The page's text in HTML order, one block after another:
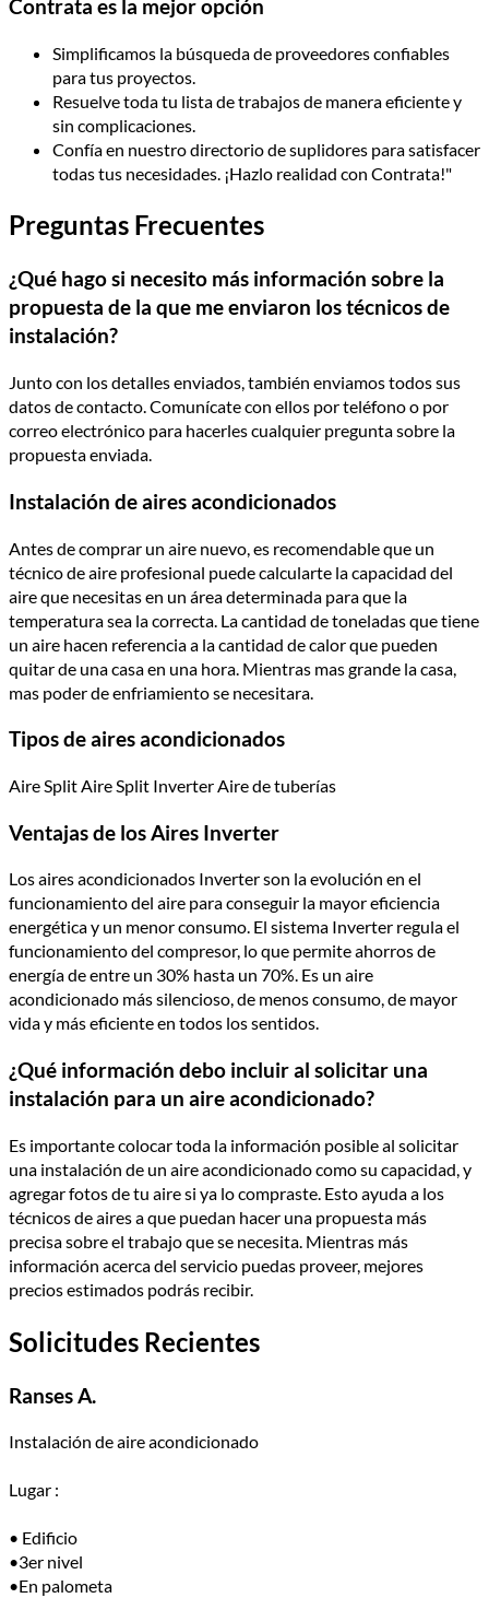
Contrata es la mejor opción
Simplificamos la búsqueda de proveedores confiables
para tus proyectos.
Resuelve toda tu lista de trabajos de manera eficiente y
sin complicaciones.
Confía en nuestro directorio de suplidores para satisfacer
todas tus necesidades. ¡Hazlo realidad con Contrata!"
Preguntas Frecuentes
¿Qué hago si necesito más información sobre la
propuesta de la que me enviaron los técnicos de
instalación?
Junto con los detalles enviados, también enviamos todos sus
datos de contacto. Comunícate con ellos por teléfono o por
correo electrónico para hacerles cualquier pregunta sobre la
propuesta enviada.
Instalación de aires acondicionados
Antes de comprar un aire nuevo, es recomendable que un
técnico de aire profesional puede calcularte la capacidad del
aire que necesitas en un área determinada para que la
temperatura sea la correcta. La cantidad de toneladas que tiene
un aire hacen referencia a la cantidad de calor que pueden
quitar de una casa en una hora. Mientras mas grande la casa,
mas poder de enfriamiento se necesitara.
Tipos de aires acondicionados
Aire Split Aire Split Inverter Aire de tuberías
Ventajas de los Aires Inverter
Los aires acondicionados Inverter son la evolución en el
funcionamiento del aire para conseguir la mayor eficiencia
energética y un menor consumo. El sistema Inverter regula el
funcionamiento del compresor, lo que permite ahorros de
energía de entre un 30% hasta un 70%. Es un aire
acondicionado más silencioso, de menos consumo, de mayor
vida y más eficiente en todos los sentidos.
¿Qué información debo incluir al solicitar una
instalación para un aire acondicionado?
Es importante colocar toda la información posible al solicitar
una instalación de un aire acondicionado como su capacidad, y
agregar fotos de tu aire si ya lo compraste. Esto ayuda a los
técnicos de aires a que puedan hacer una propuesta más
precisa sobre el trabajo que se necesita. Mientras más
información acerca del servicio puedas proveer, mejores
precios estimados podrás recibir.
Solicitudes Recientes
Ranses A.
Instalación de aire acondicionado
Lugar :
• Edificio
•3er nivel
•En palometa